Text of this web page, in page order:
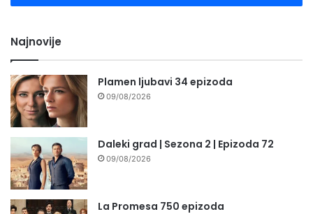
Najnovije
Plamen ljubavi 34 epizoda
09/08/2026
Daleki grad | Sezona 2 | Epizoda 72
09/08/2026
La Promesa 750 epizoda